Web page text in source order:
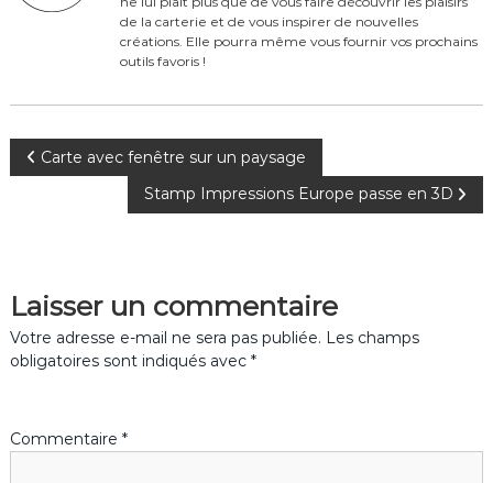
o
de la carterie et de vous inspirer de nouvelles
créations. Elle pourra même vous fournir vos prochains
outils favoris !
N
i
g
t
Carte avec fenêtre sur un paysage
Stamp Impressions Europe passe en 3D
Laisser un commentaire
Votre adresse e-mail ne sera pas publiée. Les champs
obligatoires sont indiqués avec *
Commentaire *